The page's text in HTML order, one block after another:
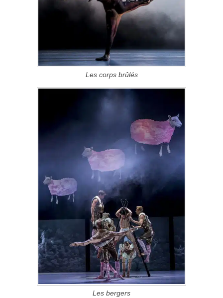
Les corps brûlés
Les bergers